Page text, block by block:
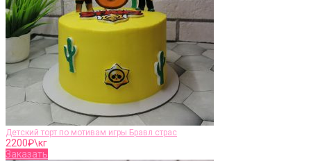
Детский торт по мотивам игры Бравл страс
2200₽\кг
Заказать